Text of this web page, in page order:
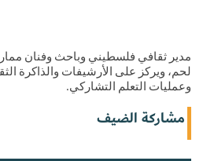
وعمليات التعلم التشاركي.
مشاركة الضيف